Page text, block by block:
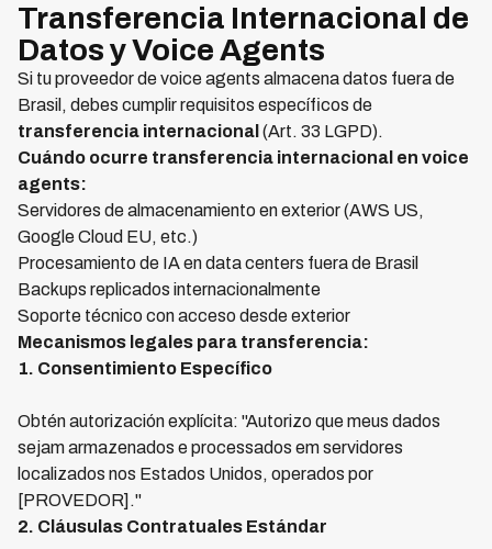
Transferencia Internacional de
Datos y Voice Agents
Si tu proveedor de voice agents almacena datos fuera de
Brasil, debes cumplir requisitos específicos de
transferencia internacional (Art. 33 LGPD).
Cuándo ocurre transferencia internacional en voice
agents:
Servidores de almacenamiento en exterior (AWS US,
Google Cloud EU, etc.)
Procesamiento de IA en data centers fuera de Brasil
Backups replicados internacionalmente
Soporte técnico con acceso desde exterior
Mecanismos legales para transferencia:
1. Consentimiento Específico
Obtén autorización explícita: "Autorizo que meus dados
sejam armazenados e processados em servidores
localizados nos Estados Unidos, operados por
[PROVEDOR]."
2. Cláusulas Contratuales Estándar